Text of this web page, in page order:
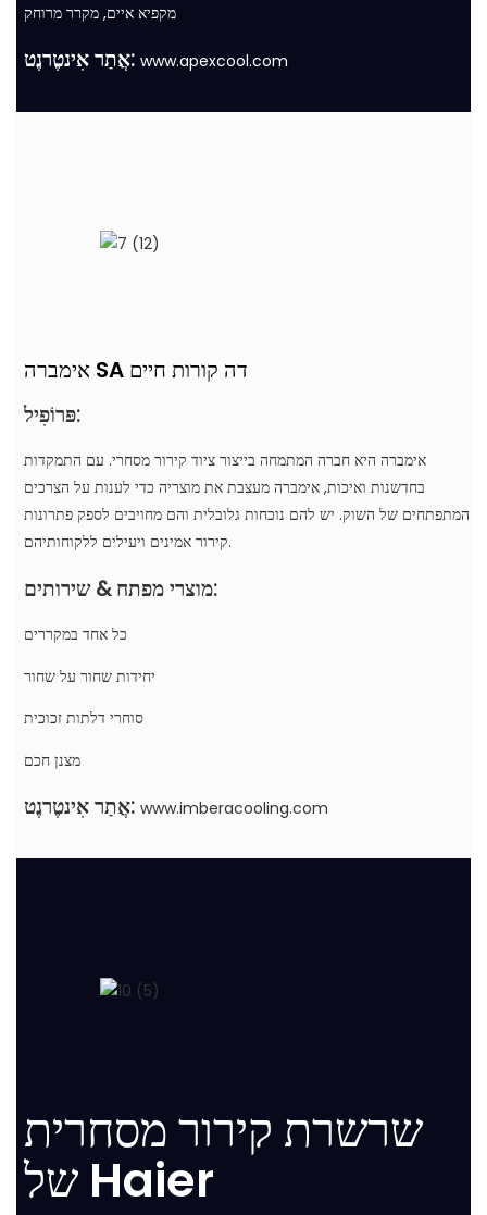
מקפיא איים, מקרר מרוחק
אֲתַר אִינטֶרנֶט: www.apexcool.com
אימברה SA דה קורות חיים
פּרוֹפִיל:
אימברה היא חברה המתמחה בייצור ציוד קירור מסחרי. עם התמקדות
בחדשנות ואיכות, אימברה מעצבת את מוצריה כדי לענות על הצרכים
המתפתחים של השוק. יש להם נוכחות גלובלית והם מחויבים לספק פתרונות
קירור אמינים ויעילים ללקוחותיהם.
מוצרי מפתח & שירותים:
כל אחד במקררים
יחידות שחור על שחור
סוחרי דלתות זכוכית
מצנן חכם
אֲתַר אִינטֶרנֶט: www.imberacooling.com
שרשרת קירור מסחרית
של Haier